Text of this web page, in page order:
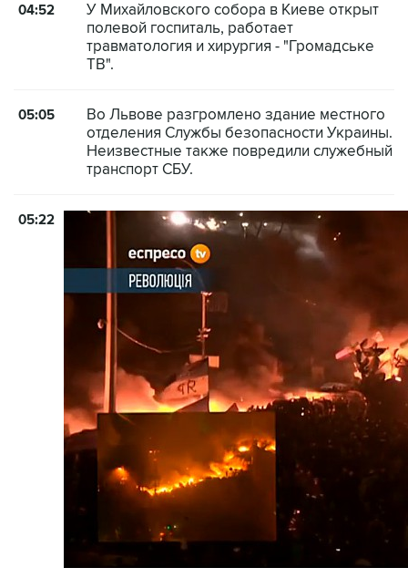
04:52
У Михайловского собора в Киеве открыт
полевой госпиталь, работает
травматология и хирургия - "Громадське
ТВ".
05:05
Во Львове разгромлено здание местного
отделения Службы безопасности Украины.
Неизвестные также повредили служебный
транспорт СБУ.
05:22